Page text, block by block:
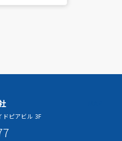
ドピアビル 3F